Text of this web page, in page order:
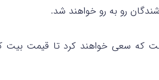
رو به رو خواهند شد.
که سعی خواهند کرد تا قیمت بیت